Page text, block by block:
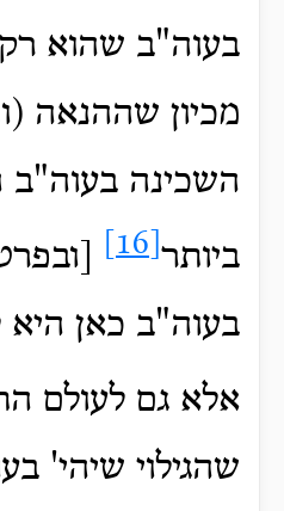
בעוה"ב שהוא רק
מכיון שההנאה
השכינה בעוה"ב
ביותר
בעוה"ב כאן
אלא גם לעולם
שהגילוי שיהי'